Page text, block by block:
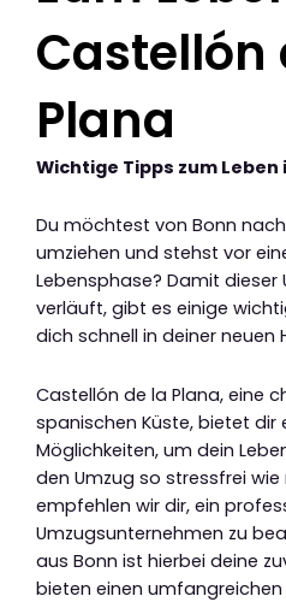
Castellón
Plana
Wichtige Tipps zum
Du möchtest von Bonn
umziehen und stehst vor
Lebensphase? Damit dieser
verläuft, gibt es einige
dich schnell in deiner neuen
Castellón de la Plana, eine
spanischen Küste, bietet dir
Möglichkeiten, um dein
den Umzug so stressfrei
empfehlen wir dir, ein
Umzugsunternehmen zu
aus Bonn ist hierbei deine
bieten einen umfangreichen